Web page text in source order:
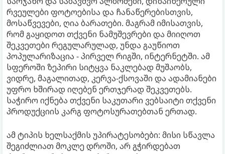
რვეულები ფოტოებისა და ჩანაწერებისთვის,
მოსაწვევები, ღია ბარათები. მაგრამ იმისათვის,
რომ გაყიდოთ თქვენი ნამუშევრები და მიიღოთ
შეკვეთები რეგულარულად, უნდა გაუწიოთ
პოპულარიზაცია - პირველ რიგში, ინტერნეტში. ამ
სფეროში ზეპირი სიტყვა ნაკლებად მუშაობს,
ვიდრე, მაგალითად, კერვა-ქსოვაში და ადამიანები
უფრო ხშირად იღებენ ერთჯერად შეკვეთებს.
საჭირო იქნება თქვენი საკუთარი ვებსაიტი თქვენი
პროდუქციის კარგ ფოტოსურათებთან ერთად.
ამ ტიპის ხელსაქმის უპირატესობები: მისი სწავლა
შეგიძლიათ მოკლე დროში, არ გჭირდებათ